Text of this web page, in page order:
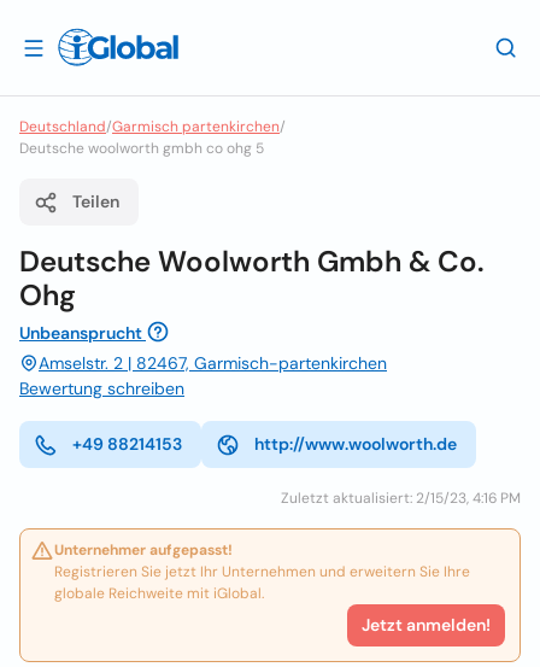
Deutschland/Garmisch partenkirchen/
Deutsche woolworth gmbh co ohg 5
Teilen
Deutsche Woolworth Gmbh & Co.
Ohg
Unbeansprucht
Amselstr. 2 | 82467, Garmisch-partenkirchen
Bewertung schreiben
+49 88214153 http://www.woolworth.de
Zuletzt aktualisiert: 2/15/23, 4:16 PM
Unternehmer aufgepasst!
Registrieren Sie jetzt Ihr Unternehmen und erweitern Sie Ihre
globale Reichweite mit iGlobal.
Jetzt anmelden!